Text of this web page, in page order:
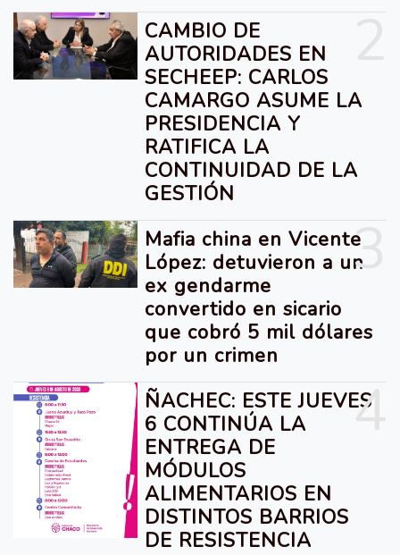
CAMBIO DE
AUTORIDADES EN
SECHEEP: CARLOS
CAMARGO ASUME LA
PRESIDENCIA Y
RATIFICA LA
CONTINUIDAD DE LA
GESTIÓN
3
Mafia china en Vicente
López: detuvieron a un
ex gendarme
convertido en sicario
que cobró 5 mil dólares
por un crimen
4
ÑACHEC: ESTE JUEVES
6 CONTINÚA LA
ENTREGA DE
MÓDULOS
ALIMENTARIOS EN
DISTINTOS BARRIOS
DE RESISTENCIA